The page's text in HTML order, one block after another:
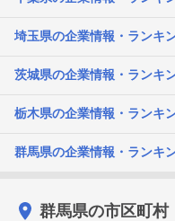
埼玉県の企業情報・ランキ
茨城県の企業情報・ランキ
栃木県の企業情報・ランキ
群馬県の企業情報・ランキ
群馬県の市区町村